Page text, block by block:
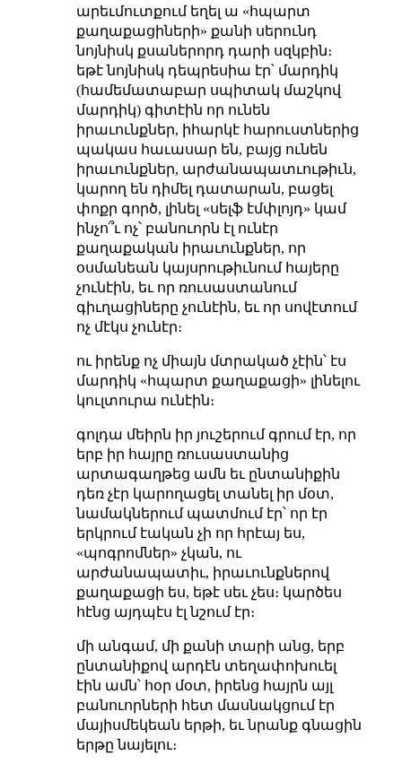
արեւմուտքում եղել ա «հպարտ
քաղաքացիների» քանի սերունդ
նոյնիսկ քսաներորդ դարի սզկբին։
եթէ նոյնիսկ դեպրեսիա էր՝ մարդիկ
(համեմատաբար սպիտակ մաշկով
մարդիկ) գիտէին որ ունեն
իրաւունքներ, իհարկէ հարուստներից
պակաս հաւասար են, բայց ունեն
իրաւունքներ, արժանապատւութիւն,
կարող են դիմել դատարան, բացել
փոքր գործ, լինել «սելֆ էմփլոյդ» կամ
ինչո՞ւ ոչ՝ բանուորն էլ ունէր
քաղաքական իրաւունքներ, որ
օսմանեան կայսրութիւնում հայերը
չունէին, եւ որ ռուսաստանում
գիւղացիները չունէին, եւ որ սովէտում
ոչ մէկս չունէր։
ու իրենք ոչ միայն մտրակած չէին՝ էս
մարդիկ «հպարտ քաղաքացի» լինելու
կուլտուրա ունէին։
գոլդա մեիրն իր յուշերում գրում էր, որ
երբ իր հայրը ռուսաստանից
արտագաղթեց ամն եւ ընտանիքին
դեռ չէր կարողացել տանել իր մօտ,
նամակներում պատմում էր՝ որ էր
երկրում էական չի որ հրէայ ես,
«պոգրոմներ» չկան, ու
արժանապատիւ, իրաւունքներով
քաղաքացի ես, եթէ սեւ չես։ կարծես
հէնց այդպէս էլ նշում էր։
մի անգամ, մի քանի տարի անց, երբ
ընտանիքով արդէն տեղափոխուել
էին ամն՝ հօր մօտ, իրենց հայրն այլ
բանուորների հետ մասնակցում էր
մայիսմեկեան երթի, եւ նրանք գնացին
երթը նայելու։